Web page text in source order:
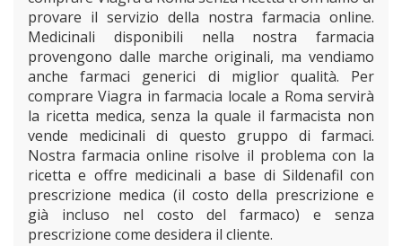
provare il servizio della nostra farmacia online.
Medicinali disponibili nella nostra farmacia
provengono dalle marche originali, ma vendiamo
anche farmaci generici di miglior qualità. Per
comprare Viagra in farmacia locale a Roma servirà
la ricetta medica, senza la quale il farmacista non
vende medicinali di questo gruppo di farmaci.
Nostra farmacia online risolve il problema con la
ricetta e offre medicinali a base di Sildenafil con
prescrizione medica (il costo della prescrizione e
già incluso nel costo del farmaco) e senza
prescrizione come desidera il cliente.